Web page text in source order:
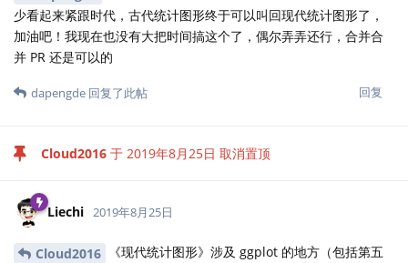
少看起来紧跟时代，古代统计图形终于可以叫回现代统计图形了，
加油吧！我现在也没有大把时间搞这个了，偶尔弄弄还行，合并合
并 PR 还是可以的
回复
dapengde 回复了此帖
Cloud2016 于 2019年8月25日 取消置顶
Liechi 2019年8月25日
Cloud2016
《现代统计图形》涉及 ggplot 的地方（包括第五